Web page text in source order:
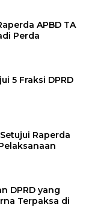
APBD TA
Perda
5 Fraksi DPRD
Raperda
DPRD yang
Terpaksa di